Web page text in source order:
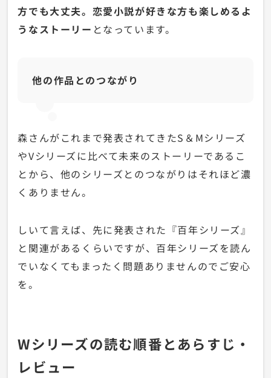
方でも大丈夫。恋愛小説が好きな方も楽しめるよ
うなストーリー となっています。
他の作品とのつながり
森さんがこれまで発表されてきたS＆Mシリーズ
やVシリーズに比べて未来のストーリーであるこ
とから、他のシリーズとのつながりはそれほど濃
くありません。
しいて言えば、先に発表された『百年シリーズ』
と関連があるくらいですが、百年シリーズを読ん
でいなくてもまったく問題ありませんのでご安心
を。
Wシリーズの読む順番とあらすじ・
レビュー